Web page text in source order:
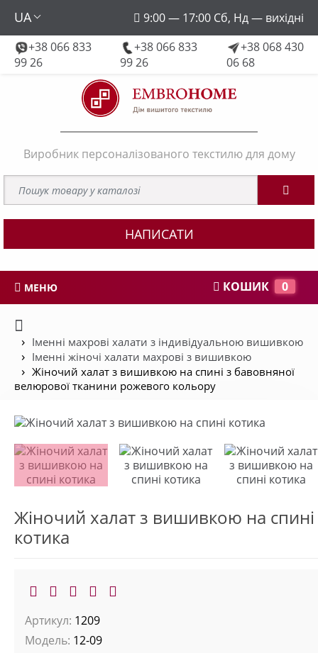
UA
9:00 — 17:00 Сб, Нд — вихідні
+38 066 833
99 26
+38 066 833
99 26
+38 068 430
06 68
embroforhome@gmail.com
Виробник персоналізованого текстилю для дому
НАПИСАТИ
МЕНЮ КОШИК 0
Іменні махрові халати з індивідуальною вишивкою
Іменні жіночі халати махрові з вишивкою
Жіночий халат з вишивкою на спині з бавовняної
велюрової тканини рожевого кольору
Жіночий халат з вишивкою на спині
котика
Артикул: 1209
Модель: 12-09